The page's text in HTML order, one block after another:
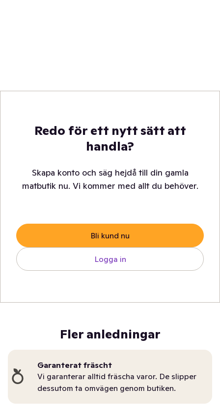
Redo för ett nytt sätt att
handla?
Skapa konto och säg hejdå till din gamla
matbutik nu. Vi kommer med allt du behöver.
Bli kund nu
Logga in
Fler anledningar
Garanterat fräscht
Vi garanterar alltid fräscha varor. De slipper
dessutom ta omvägen genom butiken.